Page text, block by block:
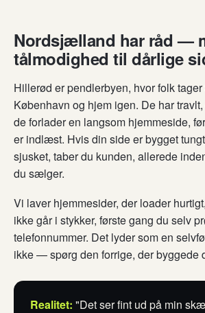
Nordsjælland har råd —
tålmodighed til dårlige
Hillerød er pendlerbyen, hvor folk
København og hjem igen. De har
de forlader en langsom hjemmeside,
er indlæst. Hvis din side er bygget
sjusket, taber du kunden, allerede
du sælger.
Vi laver hjemmesider, der loader
ikke går i stykker, første gang du selv
telefonnummer. Det lyder som en
ikke — spørg den forrige, der byggede
Realitet: "Det ser fint ud på min